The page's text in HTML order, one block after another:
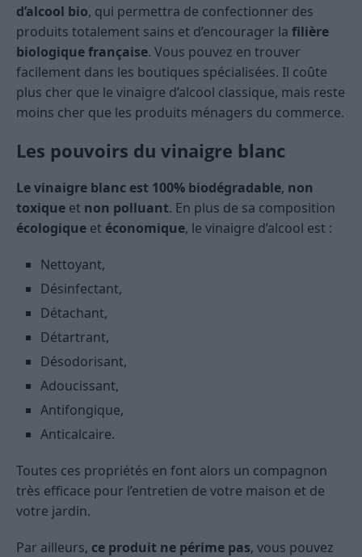
d’alcool bio, qui permettra de confectionner des
produits totalement sains et d’encourager la filière
biologique française. Vous pouvez en trouver
facilement dans les boutiques spécialisées. Il coûte
plus cher que le vinaigre d’alcool classique, mais reste
moins cher que les produits ménagers du commerce.
Les pouvoirs du vinaigre blanc
Le vinaigre blanc est 100% biodégradable, non
toxique et non polluant. En plus de sa composition
écologique et économique, le vinaigre d’alcool est :
Nettoyant,
Désinfectant,
Détachant,
Détartrant,
Désodorisant,
Adoucissant,
Antifongique,
Anticalcaire.
Toutes ces propriétés en font alors un compagnon
très efficace pour l’entretien de votre maison et de
votre jardin.
Par ailleurs, ce produit ne périme pas, vous pouvez